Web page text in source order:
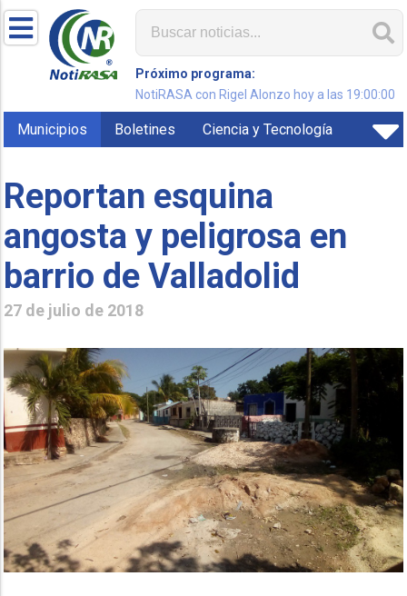
Próximo programa:
NotiRASA con Rigel Alonzo hoy a las 19:00:00
Municipios Boletines Ciencia y Tecnología
Reportan esquina
angosta y peligrosa en
barrio de Valladolid
27 de julio de 2018